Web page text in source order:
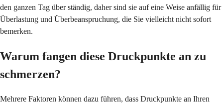
den ganzen Tag über ständig, daher sind sie auf eine Weise anfällig für
Überlastung und Überbeanspruchung, die Sie vielleicht nicht sofort
bemerken.
Warum fangen diese Druckpunkte an zu
schmerzen?
Mehrere Faktoren können dazu führen, dass Druckpunkte an Ihren